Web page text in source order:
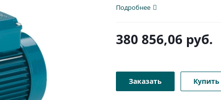
Подробнее
380 856,06 руб.
Заказать